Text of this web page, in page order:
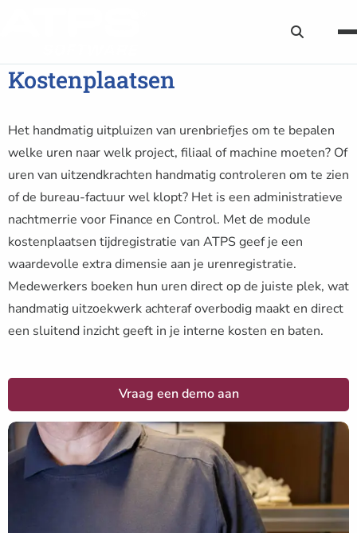
Zoekknop
Kostenplaatsen
Het handmatig uitpluizen van urenbriefjes om te bepalen
welke uren naar welk project, filiaal of machine moeten? Of
uren van uitzendkrachten handmatig controleren om te zien
of de bureau-factuur wel klopt? Het is een administratieve
nachtmerrie voor Finance en Control. Met de module
kostenplaatsen tijdregistratie van ATPS geef je een
waardevolle extra dimensie aan je urenregistratie.
Medewerkers boeken hun uren direct op de juiste plek, wat
handmatig uitzoekwerk achteraf overbodig maakt en direct
een sluitend inzicht geeft in je interne kosten en baten.
Vraag een demo aan